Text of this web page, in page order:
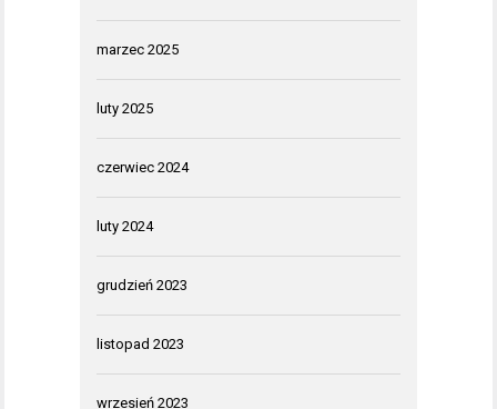
marzec 2025
luty 2025
czerwiec 2024
luty 2024
grudzień 2023
listopad 2023
wrzesień 2023